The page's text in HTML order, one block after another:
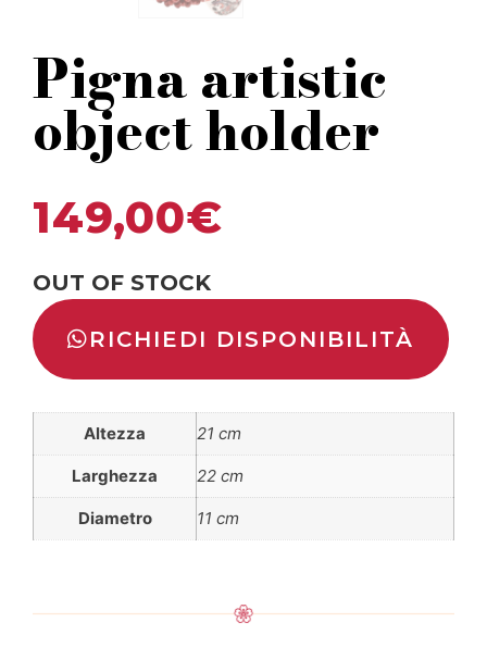
Pigna artistic
object holder
149,00€
OUT OF STOCK
RICHIEDI DISPONIBILITÀ
Altezza 21 cm
Larghezza 22 cm
Diametro 11 cm